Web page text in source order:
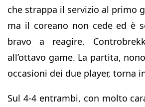
che strappa il servizio al primo
ma il coreano non cede ed è
bravo a reagire.
all’ottavo game. La partita,
occasioni dei due player, torna
Sul 4-4 entrambi, con molto